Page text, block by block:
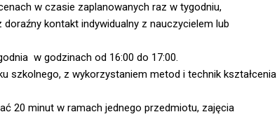
w czasie zaplanowanych raz w tygodniu,
kontakt indywidualny z nauczycielem lub
w godzinach od 16:00 do 17:00.
szkolnego, z wykorzystaniem metod i technik kształcenia
20 minut w ramach jednego przedmiotu, zajęcia